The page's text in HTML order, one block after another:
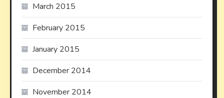
March 2015
February 2015
January 2015
December 2014
November 2014